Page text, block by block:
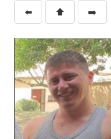
⬅️ ⬆️ ➡️